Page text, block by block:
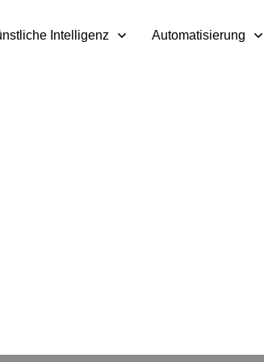
Intelligenz Automatisierung